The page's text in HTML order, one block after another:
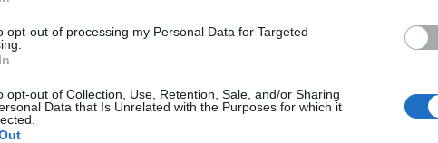
opt-out of processing my Personal Data for Targeted
opt-out of Collection, Use, Retention, Sale, and/or Sharing
Data that Is Unrelated with the Purposes for which it
Borromeo – Arona (NO)
bambine/i (6-16 anni) € 5 cad. | gratuito